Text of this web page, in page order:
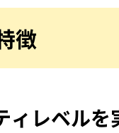
徴
ィレベルを